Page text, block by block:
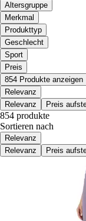
Altersgruppe
Merkmal
Produkttyp
Geschlecht
Sport
Preis
854 Produkte anzeigen
Relevanz
Relevanz
Preis
854 produkte
Sortieren nach
Relevanz
Relevanz
Preis